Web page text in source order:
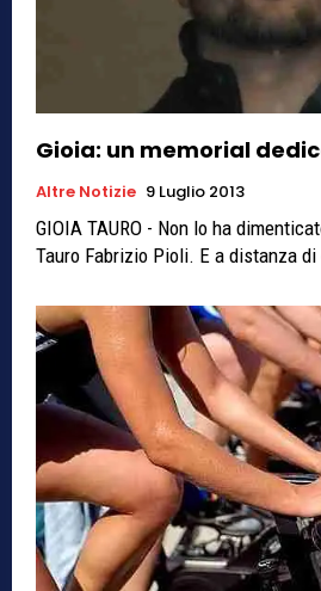
Gioia: un memorial
Altre Notizie 9 Luglio 2013
GIOIA TAURO - Non lo ha
Tauro Fabrizio Pioli. E a distanza